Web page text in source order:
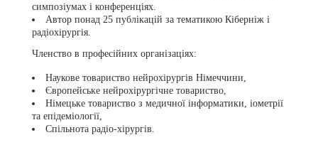
симпозіумах і конференціях.
Автор понад 25 публікацій за тематикою Кіберніж і
радіохірургія.
Членство в професійних організаціях:
Наукове товариство нейрохірургів Німеччини,
Європейське нейрохірургічне товариство,
Німецьке товариство з медичної інформатики, іометрії
та епідеміології,
Спільнота радіо-хірургів.